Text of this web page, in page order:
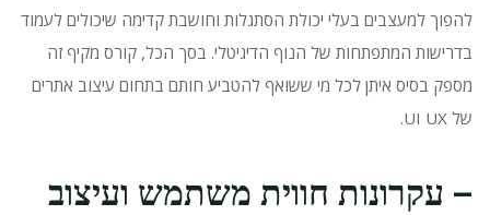
להפוך למעצבים בעלי יכולת הסתגלות וחושבת קדימה שיכולים לעמוד
בדרישות המתפתחות של הנוף הדיגיטלי. בסך הכל, קורס מקיף זה
מספק בסיס איתן לכל מי ששואף להטביע חותם בתחום עיצוב אתרים
של UI UX.
– עקרונות חווית משתמש ועיצוב